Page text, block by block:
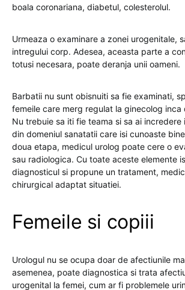
boala coronariana, diabetul, colesterolul.
Urmeaza o examinare a zonei urogenitale,
intregului corp. Adesea, aceasta parte a
totusi necesara, poate deranja unii oameni.
Barbatii nu sunt obisnuiti sa fie examinati,
femeile care merg regulat la ginecolog inca
Nu trebuie sa iti fie teama si sa ai incredere
din domeniul sanatatii care isi cunoaste
doua etapa, medicul urolog poate cere o
sau radiologica. Cu toate aceste elemente
diagnosticul si propune un tratament,
chirurgical adaptat situatiei.
Femeile si copiii
Urologul nu se ocupa doar de afectiunile
asemenea, poate diagnostica si trata
urogenital la femei, cum ar fi problemele